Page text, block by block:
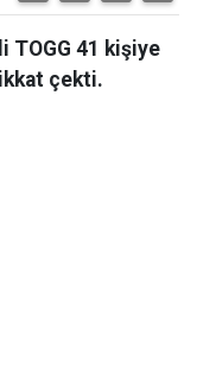
41 kişiye
çekti.